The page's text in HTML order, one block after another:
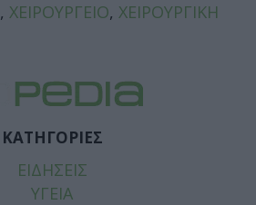
, ΧΕΙΡΟΥΡΓΕΙΟ, ΧΕΙΡΟΥΡΓΙΚΗ
ΚΑΤΗΓΟΡΙΕΣ
ΕΙΔΗΣΕΙΣ
ΥΓΕΙΑ